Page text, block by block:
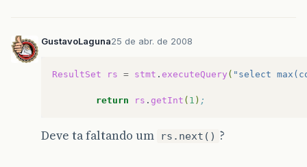
GustavoLaguna25 de abr. de 2008
ResultSet rs = stmt . executeQuery ( "select
return rs . getInt ( 1 ) ;
Deve ta faltando um rs.next() ?